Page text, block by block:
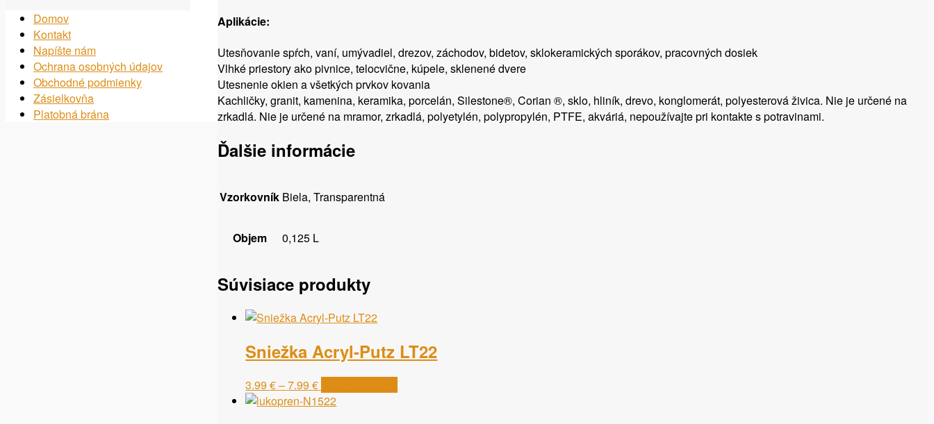
Aplikácie:
Utesňovanie spŕch, vaní, umývadiel, drezov, záchodov, bidetov, sklokeramických sporákov, pracovných dosiek
Vlhké priestory ako pivnice, telocvične, kúpele, sklenené dvere
Utesnenie okien a všetkých prvkov kovania
Kachličky, granit, kamenina, keramika, porcelán, Silestone®, Corian ®, sklo, hliník, drevo, konglomerát, polyesterová živica. Nie je určené na
zrkadlá. Nie je určené na mramor, zrkadlá, polyetylén, polypropylén, PTFE, akváriá, nepoužívajte pri kontakte s potravinami.
Ďalšie informácie
Vzorkovník Biela, Transparentná
Objem 0,125 L
Súvisiace produkty
Sniežka Acryl-Putz LT22
3.99€–7.99€Price
range:
Výber možnostíTento
Domov
Kontakt
Napíšte nám
Ochrana osobných údajov
Obchodné podmienky
Zásielkovňa
Platobná brána